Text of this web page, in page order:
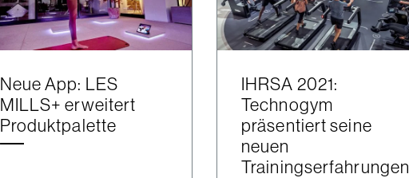
Neue App: LES
MILLS+ erweitert
Produktpalette
IHRSA 2021:
Technogym
präsentiert seine
neuen
Trainingserfahrungen